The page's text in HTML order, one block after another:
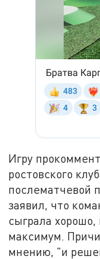
Игру
ростовского
послематчевой
заявил, что
сыграла хорошо,
максимум.
мнению, "и